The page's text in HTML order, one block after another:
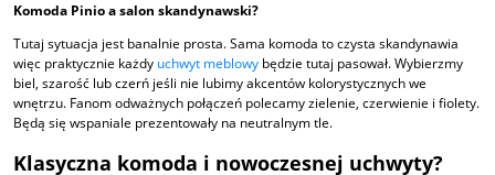
Komoda Pinio a salon skandynawski?
Tutaj sytuacja jest banalnie prosta. Sama komoda to czysta skandynawia
więc praktycznie każdy uchwyt meblowy będzie tutaj pasował. Wybierzmy
biel, szarość lub czerń jeśli nie lubimy akcentów kolorystycznych we
wnętrzu. Fanom odważnych połączeń polecamy zielenie, czerwienie i fiolety.
Będą się wspaniale prezentowały na neutralnym tle.
Klasyczna komoda i nowoczesnej uchwyty?